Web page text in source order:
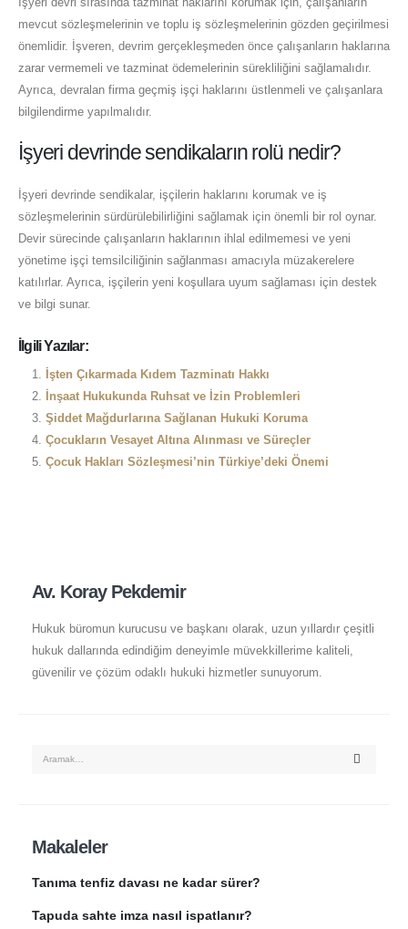
mevcut sözleşmelerinin ve toplu iş sözleşmelerinin gözden geçirilmesi
önemlidir. İşveren, devrim gerçekleşmeden önce çalışanların haklarına
zarar vermemeli ve tazminat ödemelerinin sürekliliğini sağlamalıdır.
Ayrıca, devralan firma geçmiş işçi haklarını üstlenmeli ve çalışanlara
bilgilendirme yapılmalıdır.
İşyeri devrinde sendikaların rolü nedir?
İşyeri devrinde sendikalar, işçilerin haklarını korumak ve iş
sözleşmelerinin sürdürülebilirliğini sağlamak için önemli bir rol oynar.
Devir sürecinde çalışanların haklarının ihlal edilmemesi ve yeni
yönetime işçi temsilciliğinin sağlanması amacıyla müzakerelere
katılırlar. Ayrıca, işçilerin yeni koşullara uyum sağlaması için destek
ve bilgi sunar.
İlgili Yazılar:
İşten Çıkarmada Kıdem Tazminatı Hakkı
İnşaat Hukukunda Ruhsat ve İzin Problemleri
Şiddet Mağdurlarına Sağlanan Hukuki Koruma
Çocukların Vesayet Altına Alınması ve Süreçler
Çocuk Hakları Sözleşmesi’nin Türkiye’deki Önemi
Av. Koray Pekdemir
Hukuk büromun kurucusu ve başkanı olarak, uzun yıllardır çeşitli
hukuk dallarında edindiğim deneyimle müvekkillerime kaliteli,
güvenilir ve çözüm odaklı hukuki hizmetler sunuyorum.
Makaleler
Tanıma tenfiz davası ne kadar sürer?
Tapuda sahte imza nasıl ispatlanır?